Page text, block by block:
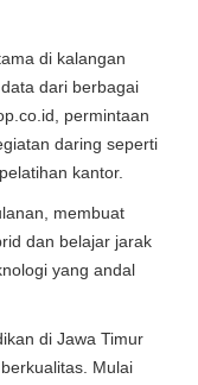
di kalangan
dari berbagai
, permintaan
daring seperti
kantor.
membuat
dan belajar jarak
yang andal
di Jawa Timur
Mulai